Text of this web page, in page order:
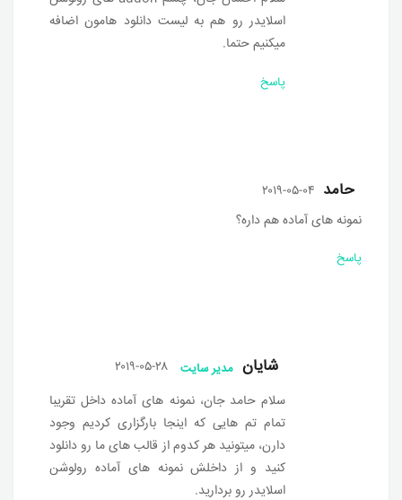
اسلایدر رو هم به لیست دانلود هامون اضافه
میکنیم حتما.
پاسخ
حامد ۲۰۱۹-۰۵-۰۴
نمونه های آماده هم داره؟
پاسخ
مدیر سایت شایان
۲۰۱۹-۰۵-۲۸
سلام حامد جان، نمونه های آماده داخل تقریبا
تمام تم هایی که اینجا بارگزاری کردیم وجود
دارن، میتونید هر کدوم از قالب های ما رو دانلود
کنید و از داخلش نمونه های آماده رولوشن
اسلایدر رو بردارید.